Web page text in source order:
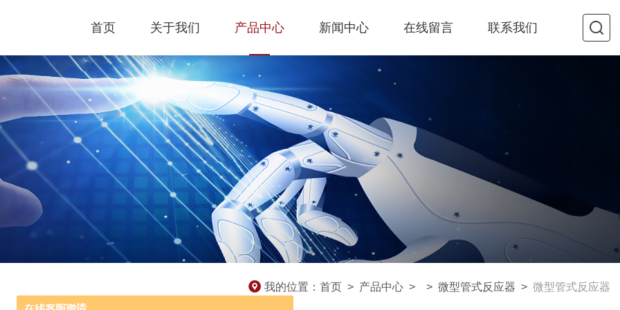
首页 关于我们 产品中心 新闻中心 在线留言 联系我们
我的位置： 首页 > 产品中心 > > 微型管式反应器 > 微型管式反应器